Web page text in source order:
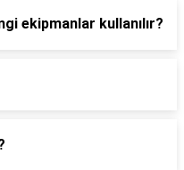
ekipmanlar kullanılır?